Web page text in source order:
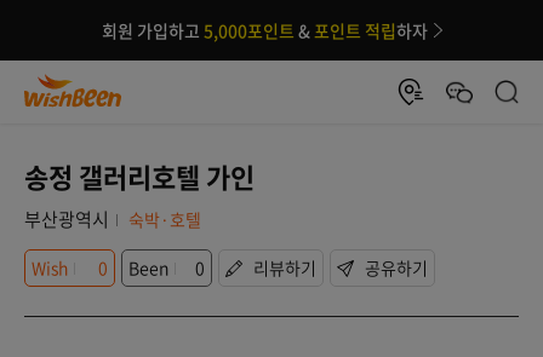
회원 가입하고 5,000포인트 &포인트 적립하자
송정 갤러리호텔 가인
부산광역시
숙박·호텔
Wish
0 Been 0 리뷰하기 공유하기